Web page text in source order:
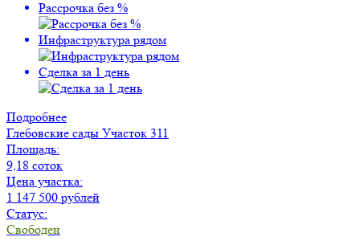
Рассрочка без %
Инфраструктура рядом
Сделка за 1 день
Подробнее
Глебовские сады Участок 311
Площадь:
9,18 соток
Цена участка:
1 147 500 рублей
Статус:
Свободен